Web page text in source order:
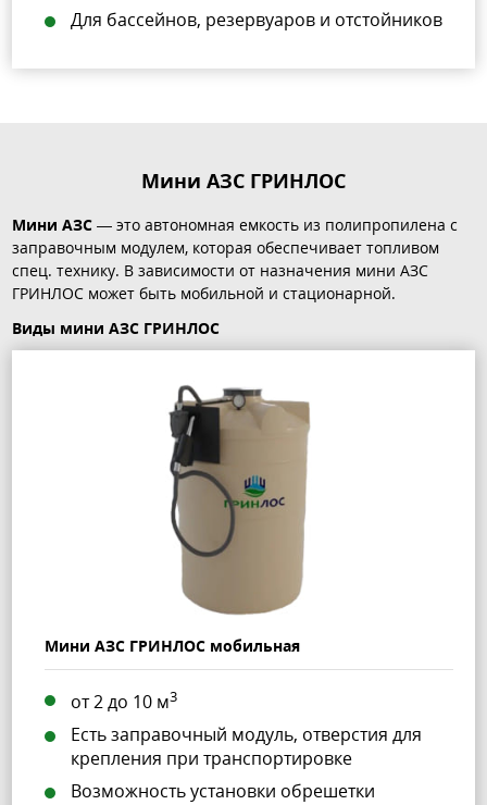
Для бассейнов, резервуаров и отстойников
Мини АЗС ГРИНЛОС
Мини АЗС — это автономная емкость из полипропилена с
заправочным модулем, которая обеспечивает топливом
спец. технику. В зависимости от назначения мини АЗС
ГРИНЛОС может быть мобильной и стационарной.
Виды мини АЗС ГРИНЛОС
Мини АЗС ГРИНЛОС мобильная
от 2 до 10 м3
Есть заправочный модуль, отверстия для
крепления при транспортировке
Возможность установки обрешетки